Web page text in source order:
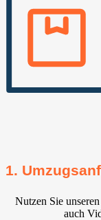
1.
Nutzen Sie
auch